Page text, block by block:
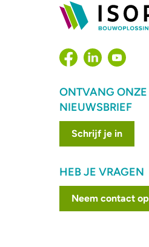
ONTVANG ONZE
NIEUWSBRIEF
Schrijf je in
HEB JE VRAGEN
Neem contact op